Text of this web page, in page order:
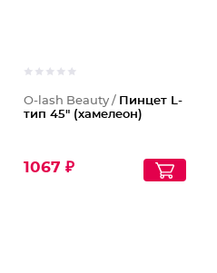
O-lash Beauty / Пинцет L-
тип 45" (хамелеон)
1067 ₽